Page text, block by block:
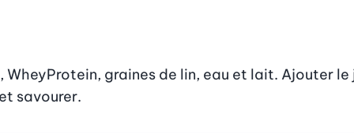
graines de lin, eau et lait. Ajouter le
savourer.